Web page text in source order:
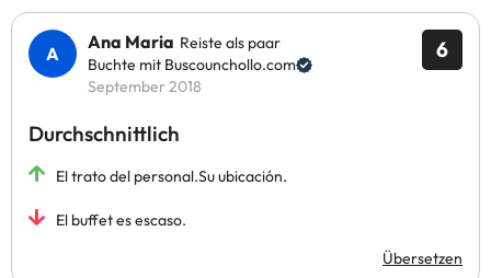
6
Ana Maria Reiste als paar
Buchte mit Buscounchollo.com
September 2018
Durchschnittlich
El trato del personal.Su ubicación.
El buffet es escaso.
Übersetzen